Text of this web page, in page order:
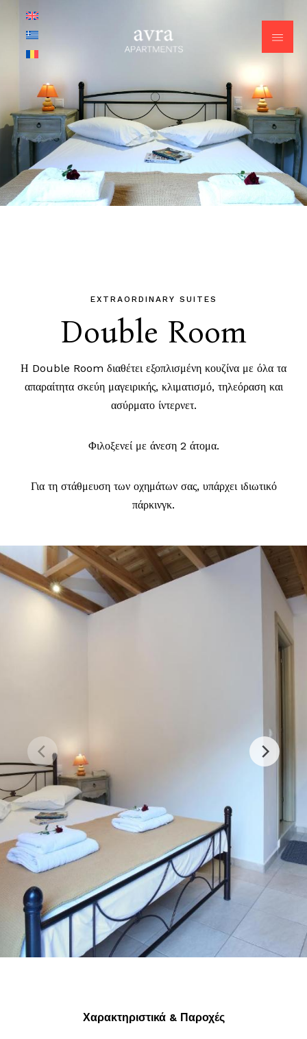
EXTRAORDINARY SUITES
Double Room
Η Double Room διαθέτει εξοπλισμένη κουζίνα με όλα τα
απαραίτητα σκεύη μαγειρικής, κλιματισμό, τηλεόραση και
ασύρματο ίντερνετ.
Φιλοξενεί με άνεση 2 άτομα.
Για τη στάθμευση των οχημάτων σας, υπάρχει ιδιωτικό
πάρκινγκ.
Χαρακτηριστικά & Παροχές